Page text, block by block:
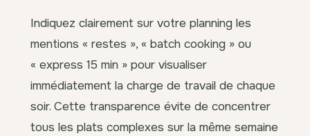
Indiquez clairement sur votre planning les
mentions « restes », « batch cooking » ou
« express 15 min » pour visualiser
immédiatement la charge de travail de chaque
soir. Cette transparence évite de concentrer
tous les plats complexes sur la même semaine